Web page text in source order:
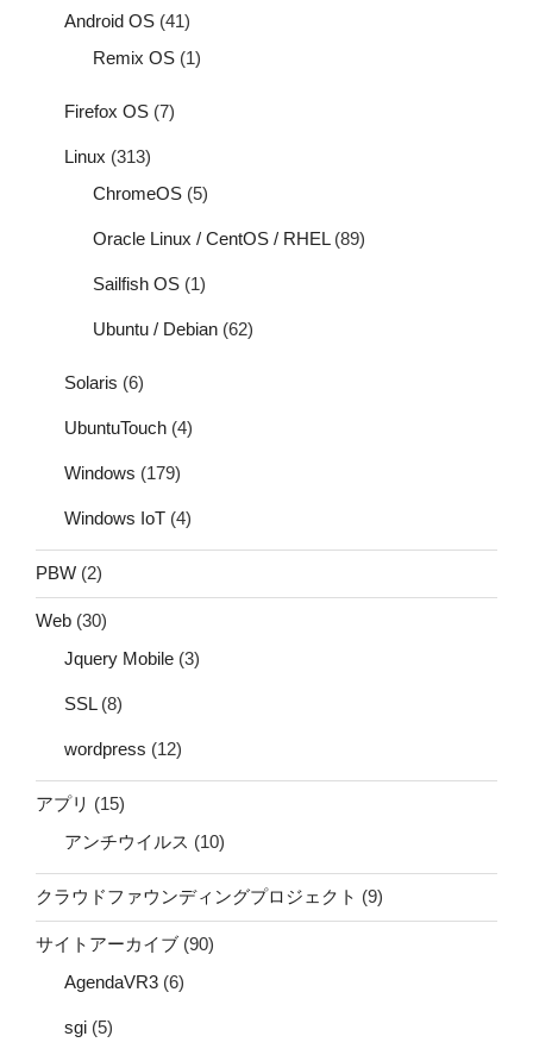
Android OS (41)
Remix OS (1)
Firefox OS (7)
Linux (313)
ChromeOS (5)
Oracle Linux / CentOS / RHEL(89)
Sailfish OS (1)
Ubuntu / Debian (62)
Solaris (6)
UbuntuTouch (4)
Windows (179)
Windows IoT (4)
PBW (2)
Web (30)
Jquery Mobile (3)
SSL(8)
wordpress (12)
アプリ (15)
アンチウイルス (10)
クラウドファウンディングプロジェクト (9)
サイトアーカイブ (90)
AgendaVR3 (6)
sgi (5)